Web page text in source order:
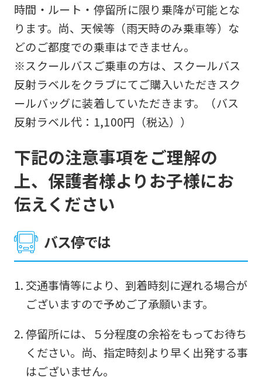
時間・ルート・停留所に限り乗降が可能とな
ります。尚、天候等（雨天時のみ乗車等）な
どのご都度での乗車はできません。
※スクールバスご乗車の方は、スクールバス
反射ラベルをクラブにてご購入いただきスク
ールバッグに装着していただきます。（バス
反射ラベル代：1,100円（税込））
下記の注意事項をご理解の
上、保護者様よりお子様にお
伝えください
バス停では
交通事情等により、到着時刻に遅れる場合が
ございますので予めご了承願います。
停留所には、５分程度の余裕をもってお待ち
ください。尚、指定時刻より早く出発する事
はございません。